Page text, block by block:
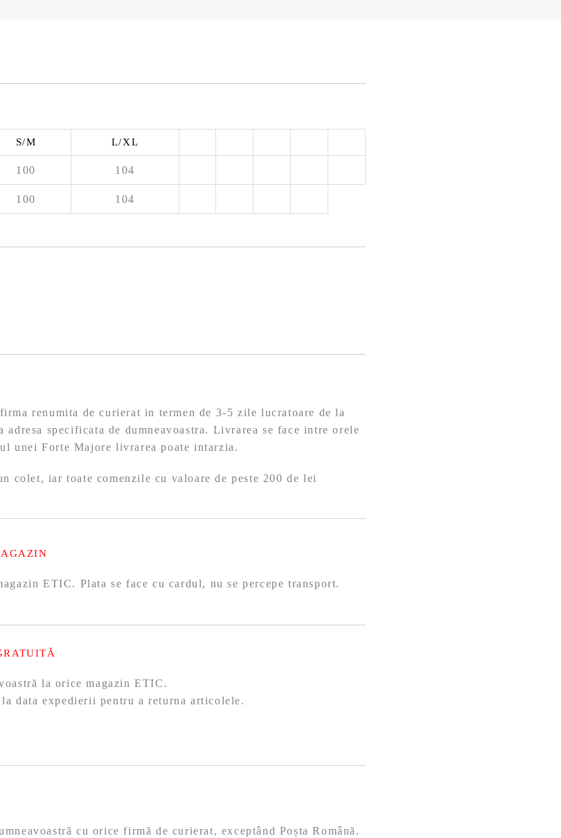
S/M L/XL
100 104
100 104
renumita de curierat in termen de 3-5 zile lucratoare de la
adresa specificata de dumneavoastra. Livrarea se face intre orele
unei Forte Majore livrarea poate intarzia.
colet, iar toate comenzile cu valoare de peste 200 de lei
ETIC. Plata se face cu cardul, nu se percepe transport.
la orice magazin ETIC.
data expedierii pentru a returna articolele.
cu orice firmă de curierat, exceptând Poșta Română.